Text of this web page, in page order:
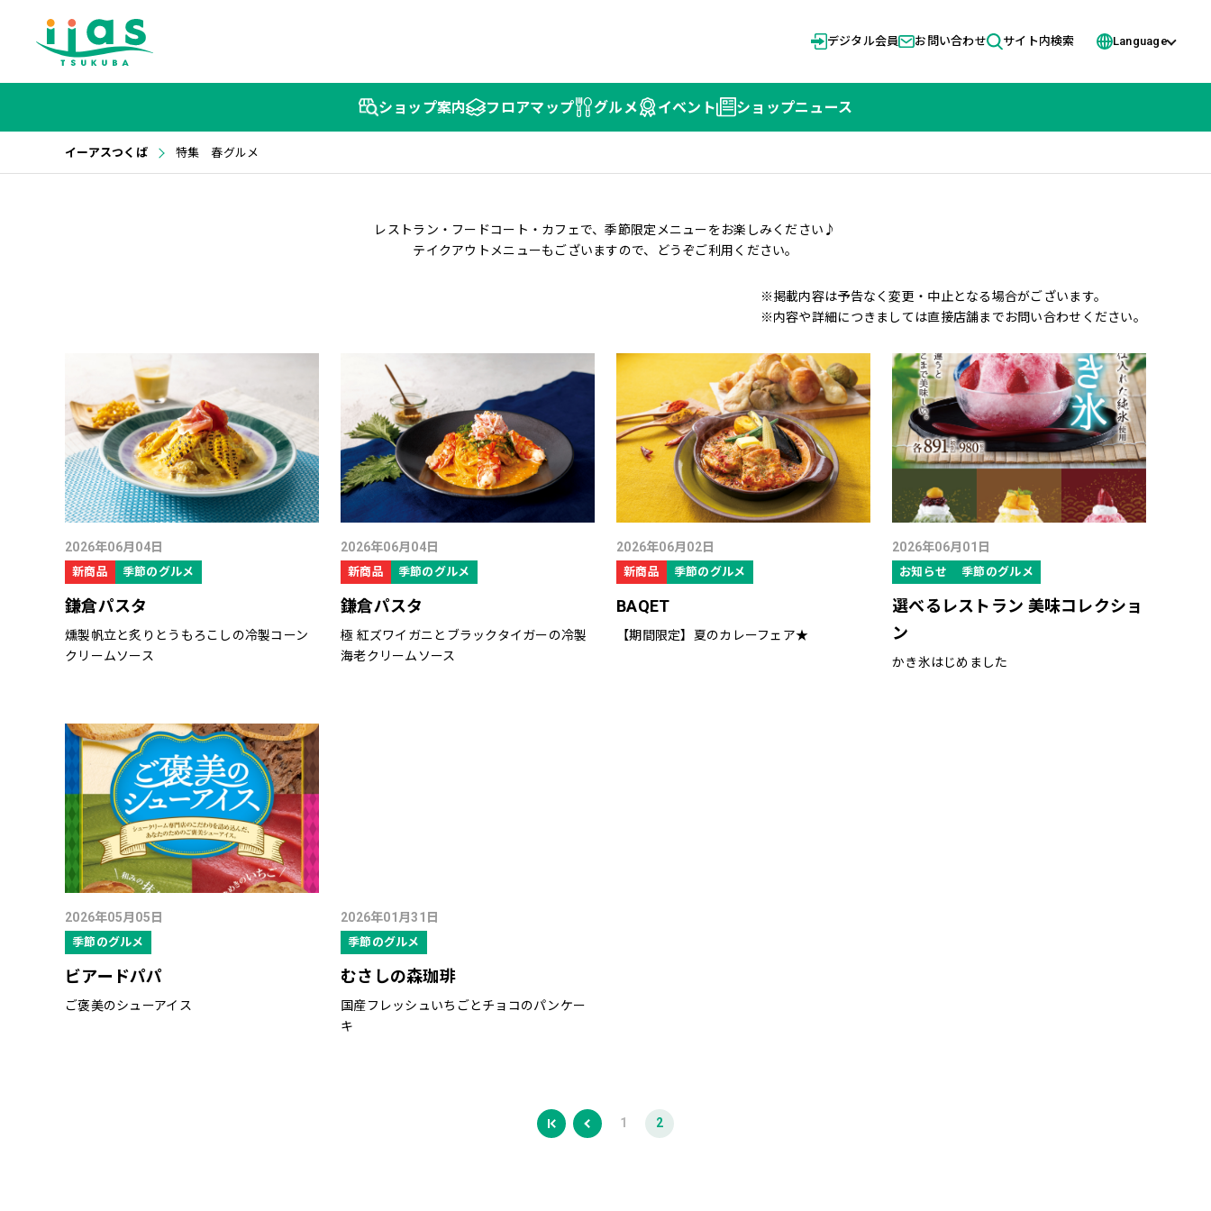
デジタル会員 お問い合わせ サイト内検索 Language
ショップ案内 フロアマップ グルメ イベント ショップニュース
イーアスつくば 特集 春グルメ
レストラン・フードコート・カフェで、季節限定メニューをお楽しみください♪
テイクアウトメニューもございますので、どうぞご利用ください。
※掲載内容は予告なく変更・中止となる場合がございます。
※内容や詳細につきましては直接店舗までお問い合わせください。
2026年06月04日
新商品 季節のグルメ
鎌倉パスタ
燻製帆立と炙りとうもろこしの冷製コーン
クリームソース
2026年06月04日
新商品 季節のグルメ
鎌倉パスタ
極 紅ズワイガニとブラックタイガーの冷製
海老クリームソース
2026年06月02日
新商品 季節のグルメ
BAQET
【期間限定】夏のカレーフェア★
2026年06月01日
お知らせ 季節のグルメ
選べるレストラン 美味コレクショ
ン
かき氷はじめました
2026年05月05日
季節のグルメ
ビアードパパ
ご褒美のシューアイス
2026年01月31日
季節のグルメ
むさしの森珈琲
国産フレッシュいちごとチョコのパンケー
キ
1 2